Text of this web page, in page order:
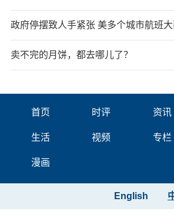
政府停摆致人手紧张 美多个城市航班
卖不完的月饼，都去哪儿了？
首页 时评 资讯
生活 视频 专栏
漫画
English